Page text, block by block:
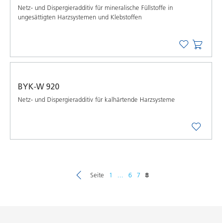
Netz- und Dispergieradditiv für mineralische Füllstoffe in
ungesättigten Harzsystemen und Klebstoffen
BYK-W 920
Netz- und Dispergieradditiv für kalhärtende Harzsysteme
Seite 1 6 7 8